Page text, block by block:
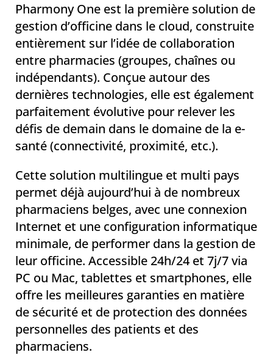
Pharmony One est la première solution de
gestion d’officine dans le cloud, construite
entièrement sur l’idée de collaboration
entre pharmacies (groupes, chaînes ou
indépendants). Conçue autour des
dernières technologies, elle est également
parfaitement évolutive pour relever les
défis de demain dans le domaine de la e-
santé (connectivité, proximité, etc.).
Cette solution multilingue et multi pays
permet déjà aujourd’hui à de nombreux
pharmaciens belges, avec une connexion
Internet et une configuration informatique
minimale, de performer dans la gestion de
leur officine. Accessible 24h/24 et 7j/7 via
PC ou Mac, tablettes et smartphones, elle
offre les meilleures garanties en matière
de sécurité et de protection des données
personnelles des patients et des
pharmaciens.